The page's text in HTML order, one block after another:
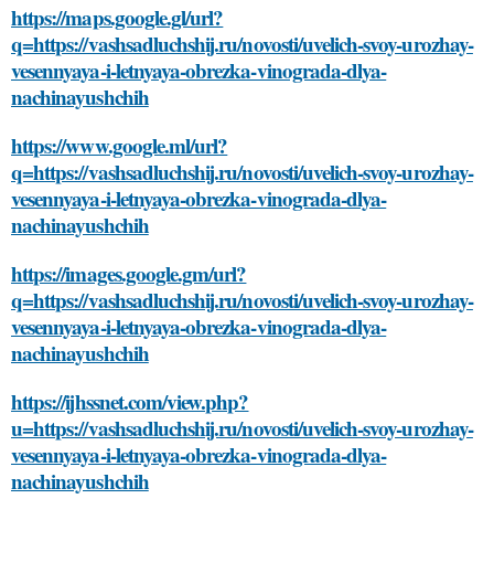
https://maps.google.gl/url?
q=https://vashsadluchshij.ru/novosti/uvelich-svoy-urozhay-
vesennyaya-i-letnyaya-obrezka-vinograda-dlya-
nachinayushchih
https://www.google.ml/url?
q=https://vashsadluchshij.ru/novosti/uvelich-svoy-urozhay-
vesennyaya-i-letnyaya-obrezka-vinograda-dlya-
nachinayushchih
https://images.google.gm/url?
q=https://vashsadluchshij.ru/novosti/uvelich-svoy-urozhay-
vesennyaya-i-letnyaya-obrezka-vinograda-dlya-
nachinayushchih
https://ijhssnet.com/view.php?
u=https://vashsadluchshij.ru/novosti/uvelich-svoy-urozhay-
vesennyaya-i-letnyaya-obrezka-vinograda-dlya-
nachinayushchih